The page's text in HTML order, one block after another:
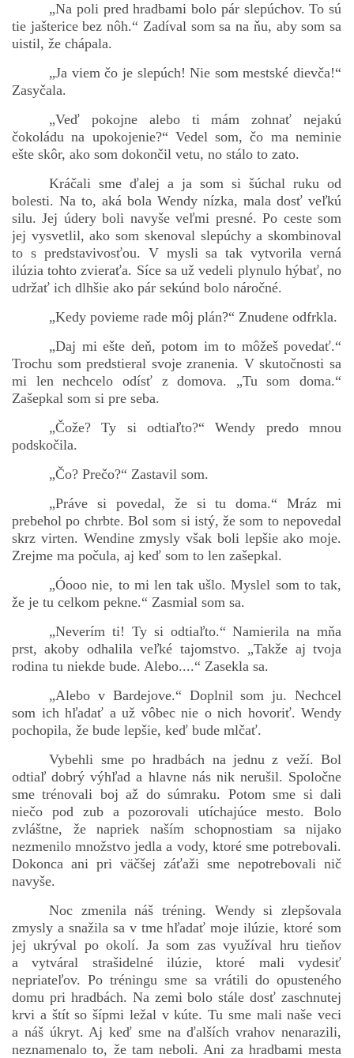
„Na poli pred hradbami bolo pár slepúchov. To sú
tie jašterice bez nôh.“ Zadíval som sa na ňu, aby som sa
uistil, že chápala.
„Ja viem čo je slepúch! Nie som mestské dievča!“
Zasyčala.
„Veď pokojne alebo ti mám zohnať nejakú
čokoládu na upokojenie?“ Vedel som, čo ma neminie
ešte skôr, ako som dokončil vetu, no stálo to zato.
Kráčali sme ďalej a ja som si šúchal ruku od
bolesti. Na to, aká bola Wendy nízka, mala dosť veľkú
silu. Jej údery boli navyše veľmi presné. Po ceste som
jej vysvetlil, ako som skenoval slepúchy a skombinoval
to s predstavivosťou. V mysli sa tak vytvorila verná
ilúzia tohto zvieraťa. Síce sa už vedeli plynulo hýbať, no
udržať ich dlhšie ako pár sekúnd bolo náročné.
„Kedy povieme rade môj plán?“ Znudene odfrkla.
„Daj mi ešte deň, potom im to môžeš povedať.“
Trochu som predstieral svoje zranenia. V skutočnosti sa
mi len nechcelo odísť z domova. „Tu som doma.“
Zašepkal som si pre seba.
„Čože? Ty si odtiaľto?“ Wendy predo mnou
podskočila.
„Čo? Prečo?“ Zastavil som.
„Práve si povedal, že si tu doma.“ Mráz mi
prebehol po chrbte. Bol som si istý, že som to nepovedal
skrz virten. Wendine zmysly však boli lepšie ako moje.
Zrejme ma počula, aj keď som to len zašepkal.
„Óooo nie, to mi len tak ušlo. Myslel som to tak,
že je tu celkom pekne.“ Zasmial som sa.
„Neverím ti! Ty si odtiaľto.“ Namierila na mňa
prst, akoby odhalila veľké tajomstvo. „Takže aj tvoja
rodina tu niekde bude. Alebo....“ Zasekla sa.
„Alebo v Bardejove.“ Doplnil som ju. Nechcel
som ich hľadať a už vôbec nie o nich hovoriť. Wendy
pochopila, že bude lepšie, keď bude mlčať.
Vybehli sme po hradbách na jednu z veží. Bol
odtiaľ dobrý výhľad a hlavne nás nik nerušil. Spoločne
sme trénovali boj až do súmraku. Potom sme si dali
niečo pod zub a pozorovali utíchajúce mesto. Bolo
zvláštne, že napriek naším schopnostiam sa nijako
nezmenilo množstvo jedla a vody, ktoré sme potrebovali.
Dokonca ani pri väčšej záťaži sme nepotrebovali nič
navyše.
Noc zmenila náš tréning. Wendy si zlepšovala
zmysly a snažila sa v tme hľadať moje ilúzie, ktoré som
jej ukrýval po okolí. Ja som zas využíval hru tieňov
a vytváral strašidelné ilúzie, ktoré mali vydesiť
nepriateľov. Po tréningu sme sa vrátili do opusteného
domu pri hradbách. Na zemi bolo stále dosť zaschnutej
krvi a štít so šípmi ležal v kúte. Tu sme mali naše veci
a náš úkryt. Aj keď sme na ďalších vrahov nenarazili,
neznamenalo to, že tam neboli. Ani za hradbami mesta